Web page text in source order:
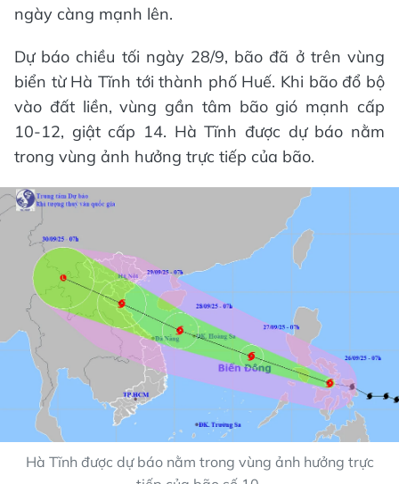
ngày càng mạnh lên.
Dự báo chiều tối ngày 28/9, bão đã ở trên vùng
biển từ Hà Tĩnh tới thành phố Huế. Khi bão đổ bộ
vào đất liền, vùng gần tâm bão gió mạnh cấp
10-12, giật cấp 14. Hà Tĩnh được dự báo nằm
trong vùng ảnh hưởng trực tiếp của bão.
Hà Tĩnh được dự báo nằm trong vùng ảnh hưởng trực